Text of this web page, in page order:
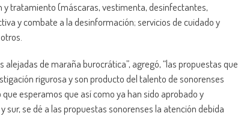
tratamiento (máscaras, vestimenta, desinfectantes,
y combate a la desinformación; servicios de cuidado y
de maraña burocrática”, agregó, “las propuestas que
rigurosa y son producto del talento de sonorenses
esperamos que así como ya han sido aprobado y
se dé a las propuestas sonorenses la atención debida